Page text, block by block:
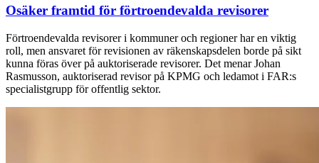
Osäker framtid för förtroendevalda revisorer
Förtroendevalda revisorer i kommuner och regioner har en viktig
roll, men ansvaret för revisionen av räkenskapsdelen borde på sikt
kunna föras över på auktoriserade revisorer. Det menar Johan
Rasmusson, auktoriserad revisor på KPMG och ledamot i FAR:s
specialistgrupp för offentlig sektor.